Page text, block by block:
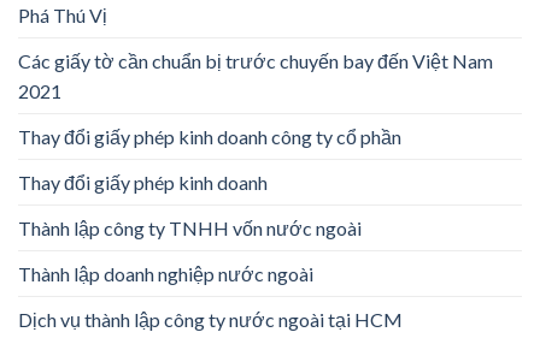
Phá Thú Vị
Các giấy tờ cần chuẩn bị trước chuyến bay đến Việt Nam
2021
Thay đổi giấy phép kinh doanh công ty cổ phần
Thay đổi giấy phép kinh doanh
Thành lập công ty TNHH vốn nước ngoài
Thành lập doanh nghiệp nước ngoài
Dịch vụ thành lập công ty nước ngoài tại HCM